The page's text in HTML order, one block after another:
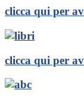
clicca qui per
clicca qui per